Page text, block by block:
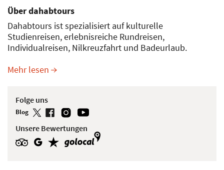
Über dahabtours
Dahabtours ist spezialisiert auf kulturelle
Studienreisen, erlebnisreiche Rundreisen,
Individualreisen, Nilkreuzfahrt und Badeurlaub.
Mehr lesen
Folge uns
Blog
Unsere Bewertungen